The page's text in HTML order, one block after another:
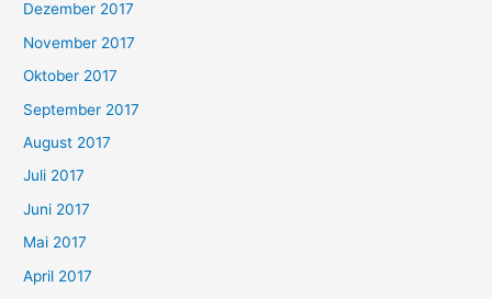
Dezember 2017
November 2017
Oktober 2017
September 2017
August 2017
Juli 2017
Juni 2017
Mai 2017
April 2017